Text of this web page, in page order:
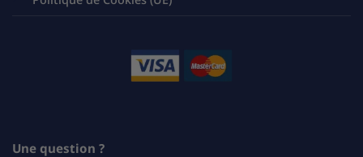
Une question ?